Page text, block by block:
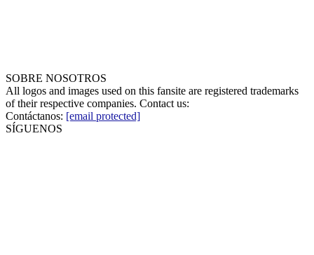
SOBRE NOSOTROS
All logos and images used on this fansite are registered trademarks
of their respective companies. Contact us:
Contáctanos: [email protected]
SÍGUENOS